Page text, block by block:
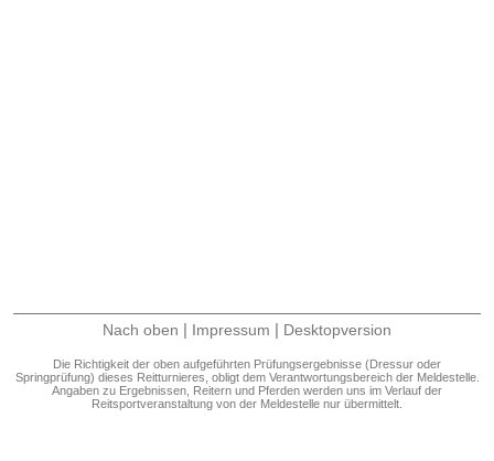
Nach oben | Impressum | Desktopversion
Die Richtigkeit der oben aufgeführten Prüfungsergebnisse (Dressur oder
Springprüfung) dieses Reitturnieres, obligt dem Verantwortungsbereich der Meldestelle.
Angaben zu Ergebnissen, Reitern und Pferden werden uns im Verlauf der
Reitsportveranstaltung von der Meldestelle nur übermittelt.